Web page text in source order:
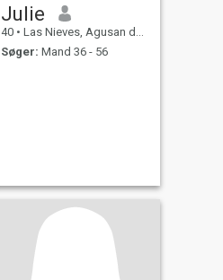
Julie
40 • Las Nieves, Agusan del Norte, Filippinerne
Søger: Mand 36 - 56